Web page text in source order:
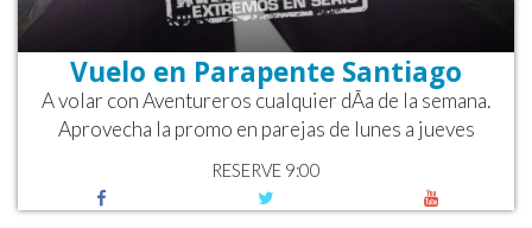
Vuelo en Parapente Santiago
A volar con Aventureros cualquier dÃ­a de la semana.
Aprovecha la promo en parejas de lunes a jueves
RESERVE 9:00